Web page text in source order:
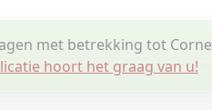
met betrekking tot
hoort het graag van u!